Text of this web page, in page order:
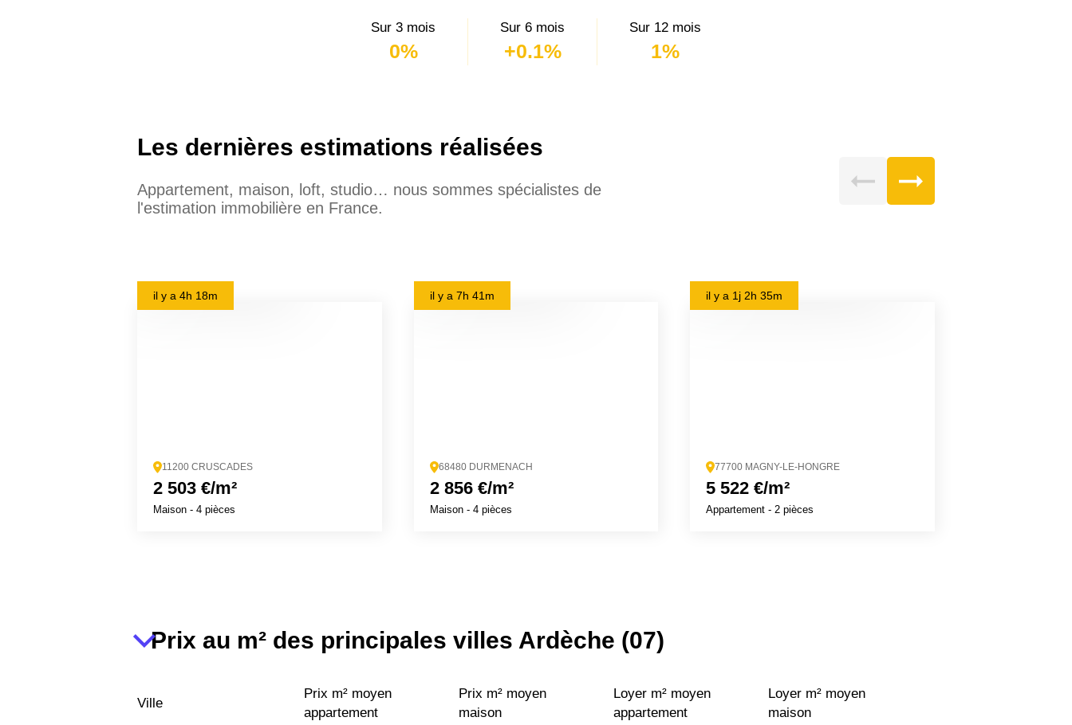
Sur 3 mois
0%
Sur 6 mois
+0.1%
Sur 12 mois
1%
Les dernières estimations réalisées
Appartement, maison, loft, studio… nous sommes spécialistes de
l'estimation immobilière en France.
il y a 4h 18m
11200 CRUSCADES
2 503 €/m²
Maison - 4 pièces
il y a 7h 41m
68480 DURMENACH
2 856 €/m²
Maison- 4 pièces
il y a 1j 2h 35m
77700 MAGNY-LE-HONGRE
5 522 €/m²
Appartement - 2 pièces
Prix au m² des principales villes Ardèche (07)
Ville
Prix m² moyen
appartement
Prix m² moyen
maison
Loyer m² moyen
appartement
Loyer m² moyen
maison